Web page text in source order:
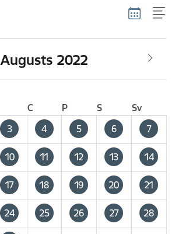
Augusts 2022
C P S
Sv
3 4 5 6 7
10 11 12 13 14
17 18 19 20 21
24 25 26 27 28